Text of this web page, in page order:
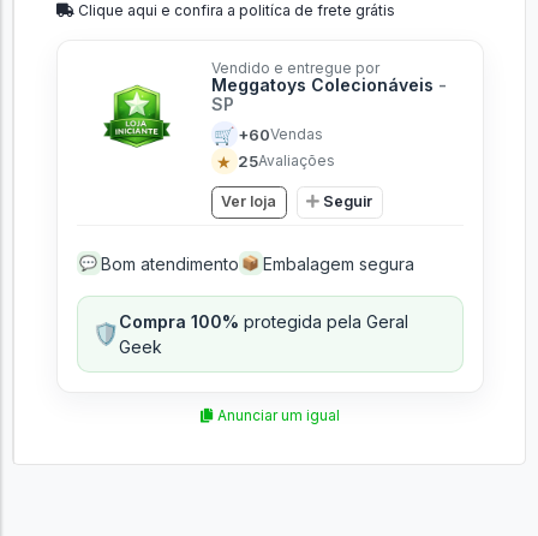
Clique aqui e confira a politíca de frete grátis
Vendido e entregue por
Meggatoys Colecionáveis -
SP
🛒 +60Vendas
★ 25Avaliações
Ver loja Seguir
💬 Bom atendimento 📦 Embalagem segura
🛡️Compra 100% protegida pela Geral
Geek
Anunciar um igual